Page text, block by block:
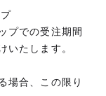
プでの受注期間
いたします。
場合、この限り